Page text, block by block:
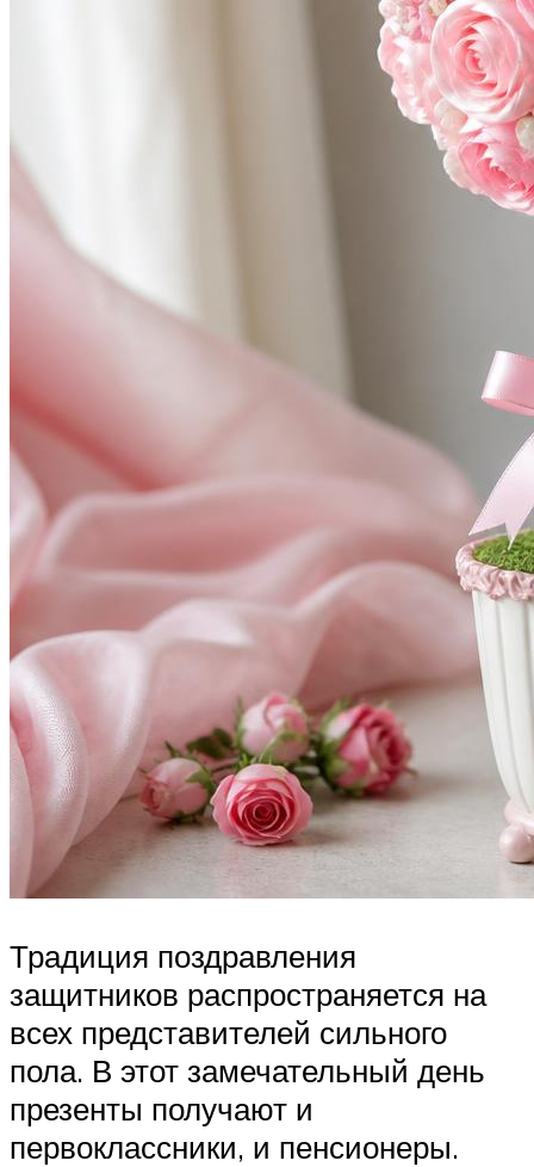
Традиция поздравления
защитников распространяется на
всех представителей сильного
пола. В этот замечательный день
презенты получают и
первоклассники, и пенсионеры.